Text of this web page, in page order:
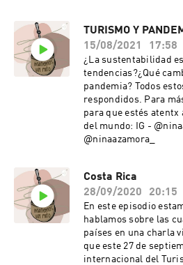
TURISMO Y
15/08/2021
17:58
¿La sustentabilidad
tendencias?¿Qué
pandemia? Todos
respondidos. Para
para que estés
del mundo: IG -
@ninaazamora_
Costa Rica
28/09/2020
20:15
En este episodio
hablamos sobre las
países en una charla
que este 27 de
internacional del